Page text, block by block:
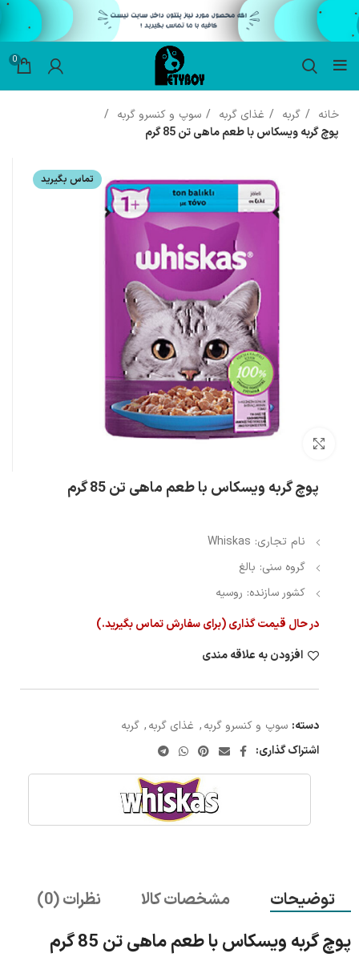
0
خانه گربه غذای گربه
سوپ و کنسرو گربه
پوچ گربه ویسکاس با طعم ماهی تن 85 گرم
تماس بگیرید
بزرگنمایی تصویر
پوچ گربه ویسکاس با طعم ماهی تن 85 گرم
نام تجاری: Whiskas
گروه سنی: بالغ
کشور سازنده: روسیه
در حال قیمت گذاری (برای سفارش تماس بگیرید.)
افزودن به علاقه مندی
دسته: سوپ و کنسرو گربه, غذای گربه, گربه
اشتراک گذاری:
توضیحات مشخصات کالا نظرات (0)
پوچ گربه ویسکاس با طعم ماهی تن 85 گرم